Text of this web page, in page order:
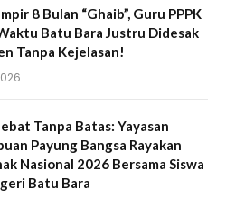
8 Bulan “Ghaib”, Guru PPPK
Batu Bara Justru Didesak
Tanpa Kejelasan!
Tanpa Batas: Yayasan
Payung Bangsa Rayakan
Nasional 2026 Bersama Siswa
Batu Bara